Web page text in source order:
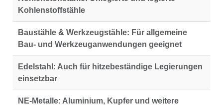
Kohlenstoffstähle
Baustähle & Werkzeugstähle: Für allgemeine
Bau- und Werkzeuganwendungen geeignet
Edelstahl: Auch für hitzebeständige Legierungen
einsetzbar
NE-Metalle: Aluminium, Kupfer und weitere